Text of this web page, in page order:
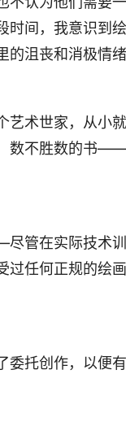
间，我意识到
的沮丧和消极情
术世家，从小
不胜数的书
管在实际技术
过任何正规的
托创作，以便